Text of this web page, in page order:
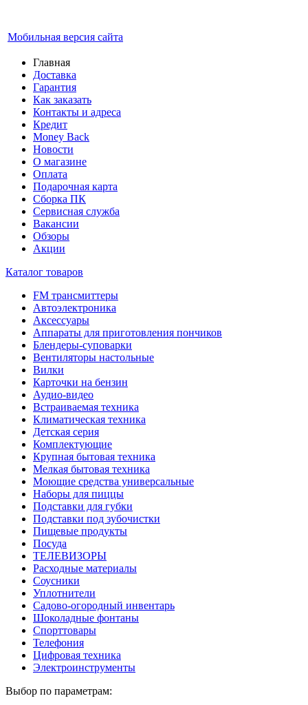
Мобильная версия сайта
Главная
Доставка
Гарантия
Как заказать
Контакты и адреса
Кредит
Money Back
Новости
О магазине
Оплата
Подарочная карта
Сборка ПК
Сервисная служба
Вакансии
Обзоры
Акции
Каталог товаров
FM трансмиттеры
Автоэлектроника
Аксессуары
Аппараты для приготовления пончиков
Блендеры-суповарки
Вентиляторы настольные
Вилки
Карточки на бензин
Аудио-видео
Встраиваемая техника
Климатическая техника
Детская серия
Комплектующие
Крупная бытовая техника
Мелкая бытовая техника
Моющие средства универсальные
Наборы для пиццы
Подставки для губки
Подставки под зубочистки
Пищевые продукты
Посуда
ТЕЛЕВИЗОРЫ
Расходные материалы
Соусники
Уплотнители
Садово-огородный инвентарь
Шоколадные фонтаны
Спорттовары
Телефония
Цифровая техника
Электроинструменты
Выбор по параметрам: